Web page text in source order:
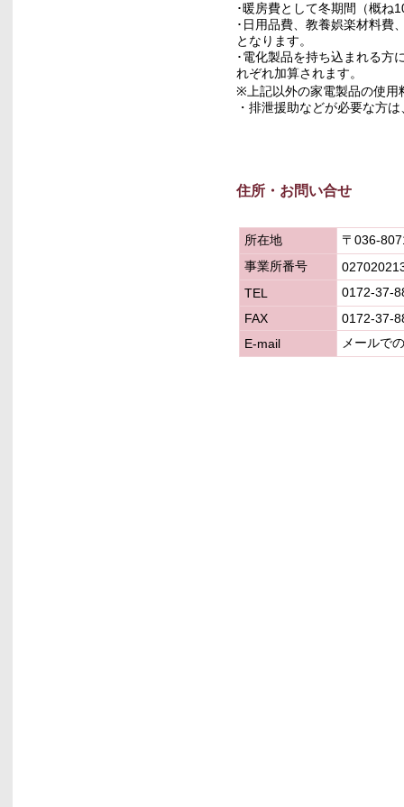
･暖房費として冬期間（概ね
･日用品費、教養娯楽材料費
となります。
･電化製品を持ち込まれる方
れぞれ加算されます。
※上記以外の家電製品の使用
・排泄援助などが必要な方
住所・お問い合せ
所在地 〒 036-
事業所番号
TEL
0172-37-
FAX
0172-37-
E-mail
メールで